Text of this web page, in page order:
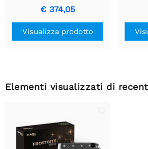
GDDR6 | Scheda video |
GPU | Nvidia
€ 374,05
Visualizza prodotto
Elementi visualizzati di